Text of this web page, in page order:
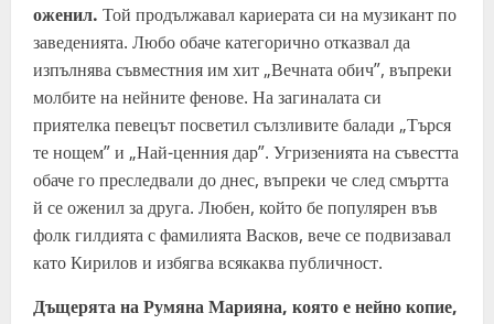
оженил. Той продължавал кариерата си на музикант по
заведенията. Любо обаче категорично отказвал да
изпълнява съвместния им хит „Вечната обич”, въпреки
молбите на нейните фенове. На загиналата си
приятелка певецът посветил сълзливите балади „Търся
те нощем” и „Най-ценния дар”. Угризенията на съвестта
обаче го преследвали до днес, въпреки че след смъртта
й се оженил за друга. Любен, който бе популярен във
фолк гилдията с фамилията Васков, вече се подвизавал
като Кирилов и избягва всякаква публичност.
Дъщерята на Румяна Марияна, която е нейно копие,